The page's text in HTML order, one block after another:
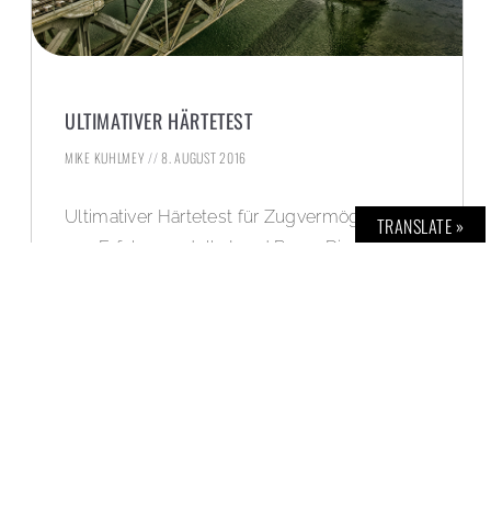
ULTIMATIVER HÄRTETEST
MIKE KUHLMEY 8. AUGUST 2016
Ultimativer Härtetest für Zugvermögen des
4×4-Erfolgsmodells Land Rover Discovery
TRANSLATE »